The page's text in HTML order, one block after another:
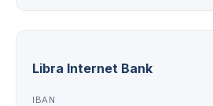
Libra Internet Bank
IBAN